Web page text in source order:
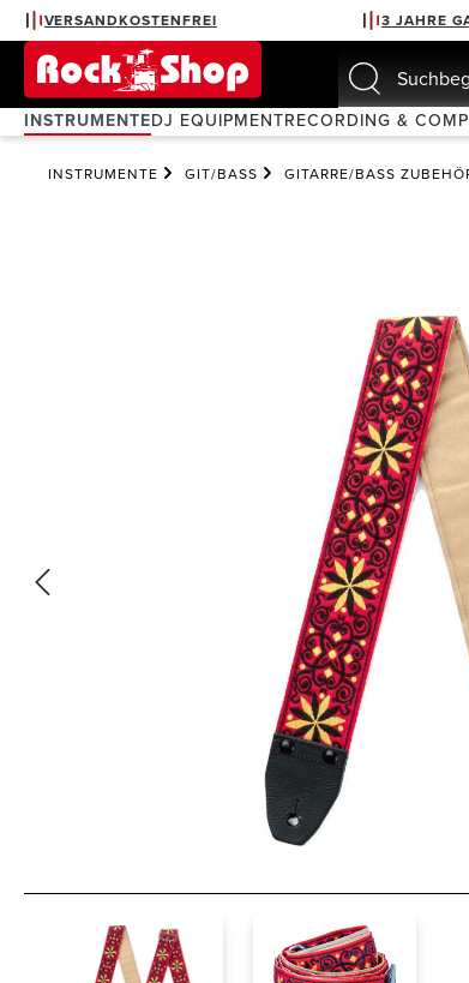
Zur Hauptnavigation springen
VERSANDKOSTENFREI 3 JAHRE
INSTRUMENTEDJ EQUIPMENTRECORDING &
INSTRUMENTE GIT/BASS GITARRE/BASS